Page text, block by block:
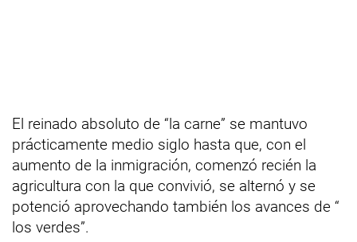
El reinado absoluto de “la carne” se mantuvo
prácticamente medio siglo hasta que, con el
aumento de la inmigración, comenzó recién la
agricultura con la que convivió, se alternó y se
potenció aprovechando también los avances de “
los verdes”.